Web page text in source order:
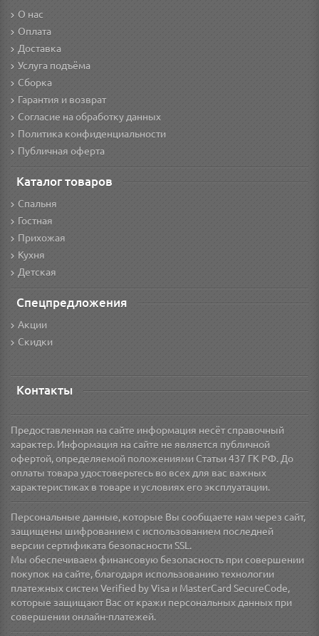
О нас
Оплата
Доставка
Услуга подъёма
Сборка
Гарантия и возврат
Согласие на обработку данных
Политика конфиденциальности
Публичная оферта
Каталог товаров
Спальня
Гостная
Прихожая
Кухня
Детская
Спецпредложения
Акции
Скидки
Контакты
Предоставленная на сайте информация несёт справочный
характер. Информация на сайте не является публичной
офертой, определяемой положениями Статьи 437 ГК РФ. До
оплаты товара удостоверьтесь во всех для вас важных
характеристиках в товаре и условиях его эксплуатации.
Персональные данные, которые Вы сообщаете нам через сайт,
защищены шифрованием с использованием последней
версии сертификата безопасности SSL.
Мы обеспечиваем финансовую безопасность при совершении
покупок на сайте, благодаря использованию технологии
платежных систем Verified by Visa и MasterCard SecureCode,
которые защищают Вас от кражи персональных данных при
совершении онлайн-платежей.